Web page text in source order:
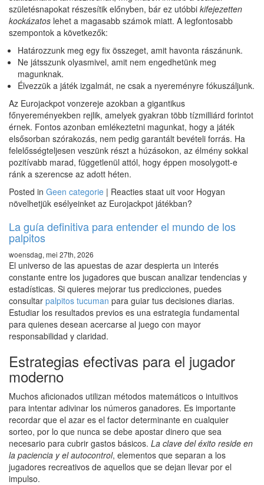
születésnapokat részesítik előnyben, bár ez utóbbi kifejezetten
kockázatos lehet a magasabb számok miatt. A legfontosabb
szempontok a következők:
Határozzunk meg egy fix összeget, amit havonta rászánunk.
Ne játsszunk olyasmivel, amit nem engedhetünk meg
magunknak.
Élvezzük a játék izgalmát, ne csak a nyereményre fókuszáljunk.
Az Eurojackpot vonzereje azokban a gigantikus
főnyereményekben rejlik, amelyek gyakran több tízmilliárd forintot
érnek. Fontos azonban emlékeztetni magunkat, hogy a játék
elsősorban szórakozás, nem pedig garantált bevételi forrás. Ha
felelősségteljesen veszünk részt a húzásokon, az élmény sokkal
pozitívabb marad, függetlenül attól, hogy éppen mosolygott-e
ránk a szerencse az adott héten.
Posted in Geen categorie | Reacties staat uit voor Hogyan
növelhetjük esélyeinket az Eurojackpot játékban?
La guía definitiva para entender el mundo de los
palpitos
woensdag, mei 27th, 2026
El universo de las apuestas de azar despierta un interés
constante entre los jugadores que buscan analizar tendencias y
estadísticas. Si quieres mejorar tus predicciones, puedes
consultar palpitos tucuman para guiar tus decisiones diarias.
Estudiar los resultados previos es una estrategia fundamental
para quienes desean acercarse al juego con mayor
responsabilidad y claridad.
Estrategias efectivas para el jugador
moderno
Muchos aficionados utilizan métodos matemáticos o intuitivos
para intentar adivinar los números ganadores. Es importante
recordar que el azar es el factor determinante en cualquier
sorteo, por lo que nunca se debe apostar dinero que sea
necesario para cubrir gastos básicos. La clave del éxito reside en
la paciencia y el autocontrol, elementos que separan a los
jugadores recreativos de aquellos que se dejan llevar por el
impulso.